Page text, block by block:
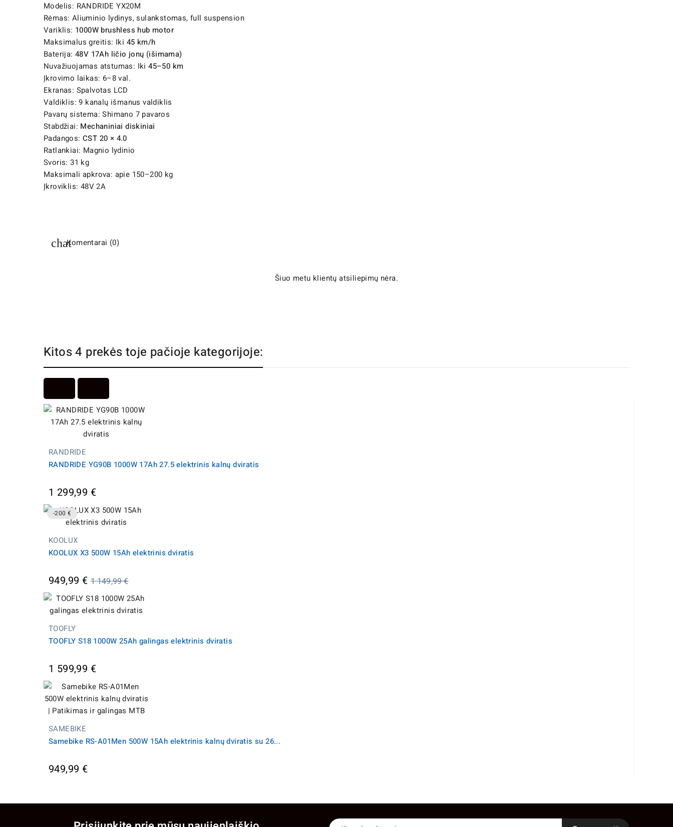
Modelis: RANDRIDE YX20M
Rėmas: Aliuminio lydinys, sulankstomas, full suspension
Variklis: 1000W brushless hub motor
Maksimalus greitis: Iki 45 km/h
Baterija: 48V 17Ah ličio jonų (išimama)
Nuvažiuojamas atstumas: Iki45–50 km
Įkrovimo laikas: 6–8 val.
Ekranas: Spalvotas LCD
Valdiklis: 9 kanalų išmanus valdiklis
Pavarų sistema: Shimano 7 pavaros
Stabdžiai: Mechaniniai diskiniai
Padangos: CST 20 × 4.0
Ratlankiai: Magnio lydinio
Svoris: 31 kg
Maksimali apkrova: apie 150–200 kg
Įkroviklis: 48V 2A
Komentarai (0)
Šiuo metu klientų atsiliepimų nėra.
Kitos 4 prekės toje pačioje kategorijoje:
RANDRIDE
RANDRIDE YG90B 1000W 17Ah 27.5 elektrinis kalnų dviratis
1 299,99 €
-200 €
KOOLUX
KOOLUX X3 500W 15Ah elektrinis dviratis
949,99 €Įprasta
kaina
1 149,99 €
TOOFLY
TOOFLY S18 1000W 25Ah galingas elektrinis dviratis
1 599,99 €
SAMEBIKE
Samebike RS-A01Men 500W 15Ah elektrinis kalnų dviratis su 26...
949,99 €